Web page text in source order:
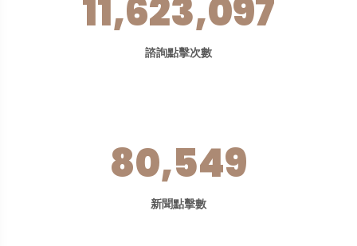
11,623,097
諮詢點擊次數
80,549
新聞點擊數